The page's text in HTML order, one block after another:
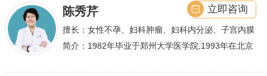
陈秀芹
擅长：女性不孕、妇科肿瘤、妇科内分泌、子宫内膜
异位症、多囊卵巢等疾病的诊治,宫腹腔镜手术,盆底
简介：1982年毕业于郑州大学医学院,1993年在北京
立即咨询